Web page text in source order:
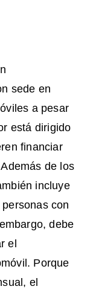
sede en
a pesar
está dirigido
financiar
de los
incluye
con
debe
el
Porque
el